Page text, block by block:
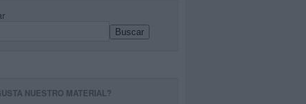
Buscar
NUESTRO MATERIAL?